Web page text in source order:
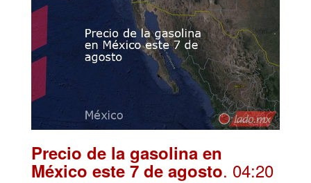
Precio de la gasolina en
México este 7 de agosto. 04:20